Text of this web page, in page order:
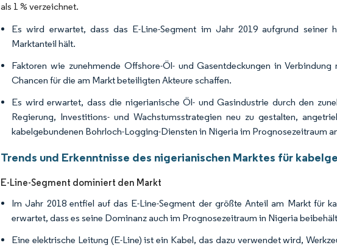
als 1 % verzeichnet.
Es wird erwartet, dass das E-Line-Segment im Jahr 2019 aufgrund seiner
Marktanteil hält.
Faktoren wie zunehmende Offshore-Öl- und Gasentdeckungen in
Chancen für die am Markt beteiligten Akteure schaffen.
Es wird erwartet, dass die nigerianische Öl- und Gasindustrie durch den
Regierung, Investitions- und Wachstumsstrategien neu zu gestalten,
kabelgebundenen Bohrloch-Logging-Diensten in Nigeria im Prognosezeitraum
Trends und Erkenntnisse des nigerianischen Marktes für
E-Line-Segment dominiert den Markt
Im Jahr 2018 entfiel auf das E-Line-Segment der größte Anteil am Markt für
erwartet, dass es seine Dominanz auch im Prognosezeitraum in Nigeria
Eine elektrische Leitung (E-Line) ist ein Kabel, das dazu verwendet wird,